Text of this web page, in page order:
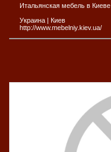
Итальянская мебель в Киеве
Украина
Киев
http://www.mebelniy.kiev.ua/